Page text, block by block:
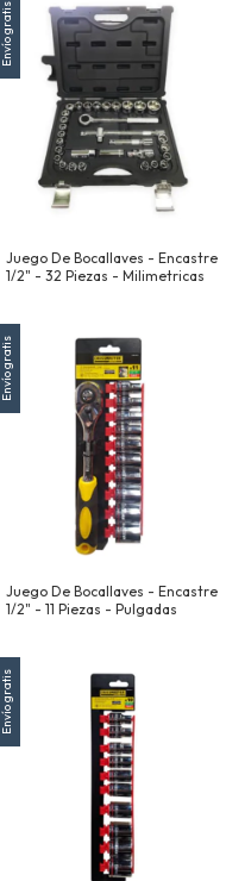
Envío gratis
Juego De Bocallaves - Encastre
1/2" - 32 Piezas - Milimetricas
Envío gratis
Juego De Bocallaves - Encastre
1/2" - 11 Piezas - Pulgadas
Envío gratis